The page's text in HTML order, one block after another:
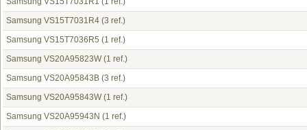
Samsung VS15T7031R4 (3 ref.)
Samsung VS15T7036R5 (1 ref.)
Samsung VS20A95823W(1 ref.)
Samsung VS20A95843B (3 ref.)
Samsung VS20A95843W(1 ref.)
Samsung VS20A95943N (1 ref.)